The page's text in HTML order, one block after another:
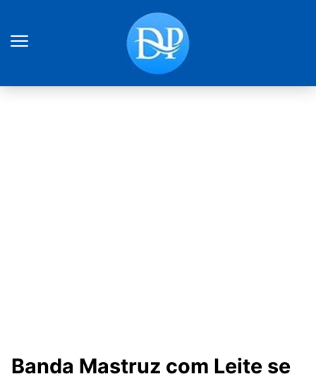
Banda Mastruz com Leite se